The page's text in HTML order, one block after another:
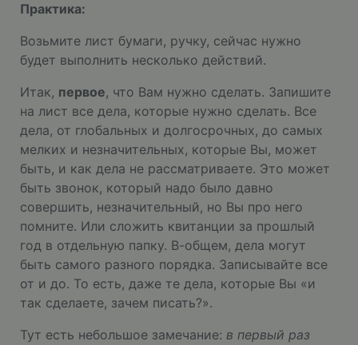
Практика:
Возьмите лист бумаги, ручку, сейчас нужно
будет выполнить несколько действий.
Итак, первое, что Вам нужно сделать. Запишите
на лист все дела, которые нужно сделать. Все
дела, от глобальных и долгосрочных, до самых
мелких и незначительных, которые Вы, может
быть, и как дела не рассматриваете. Это может
быть звонок, который надо было давно
совершить, незначительный, но Вы про него
помните. Или сложить квитанции за прошлый
год в отдельную папку. В-общем, дела могут
быть самого разного порядка. Записывайте все
от и до. То есть, даже те дела, которые Вы «и
так сделаете, зачем писать?».
Тут есть небольшое замечание: в первый раз